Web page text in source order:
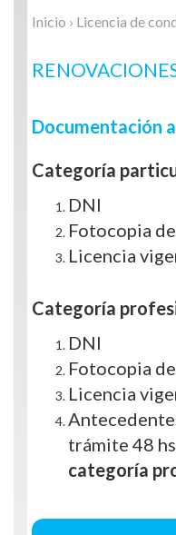
Inicio › Licencia de
Documentación
Categoría
DNI
Fotocopia
Licencia
Categoría
DNI
Fotocopia
Licencia
trámite 48
categoría